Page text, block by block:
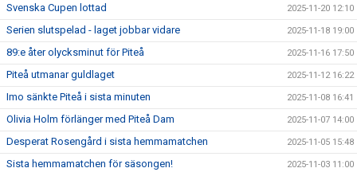
Svenska Cupen lottad 2025-11-20 12:10
Serien slutspelad - laget jobbar vidare 2025-11-18 19:00
89:e åter olycksminut för Piteå 2025-11-16 17:50
Piteå utmanar guldlaget 2025-11-12 16:22
Imo sänkte Piteå i sista minuten 2025-11-08 16:41
Olivia Holm förlänger med Piteå Dam 2025-11-07 14:00
Desperat Rosengård i sista hemmamatchen 2025-11-05 15:48
Sista hemmamatchen för säsongen! 2025-11-03 11:00